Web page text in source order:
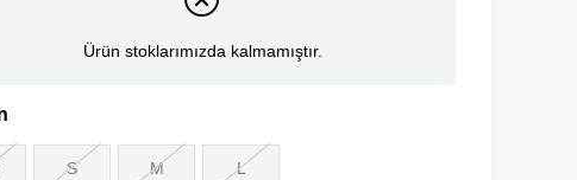
Ürün stoklarımızda kalmamıştır.
S M L